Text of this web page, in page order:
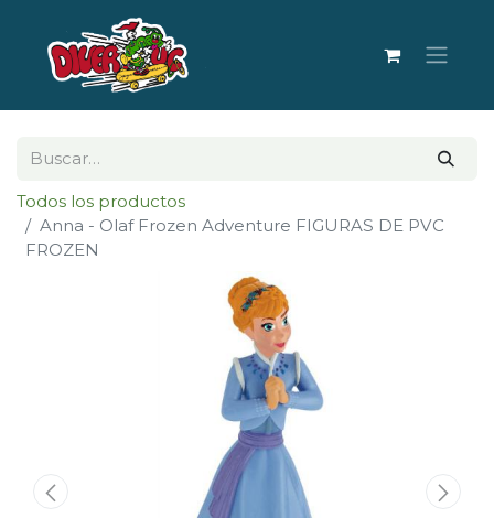
Todos los productos
Anna - Olaf Frozen Adventure FIGURAS DE PVC
FROZEN